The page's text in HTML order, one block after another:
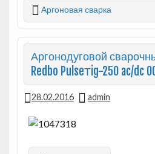
Аргоновая сварка
Аргонодуговой
Redbo PulseТig-250 ac/dc
28.02.2016 admin